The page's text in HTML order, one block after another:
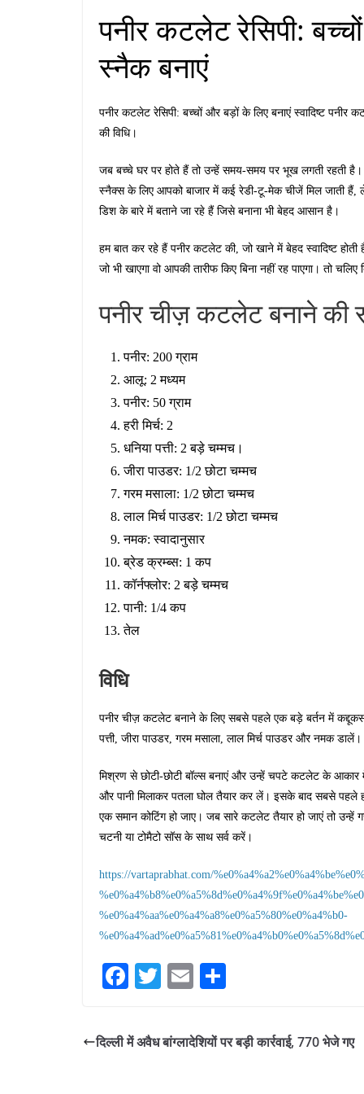
पनीर कटलेट रेसिपी:
स्नैक बनाएं
पनीर कटलेट रेसिपी: बच्चों और बड़ों के लिए बनाएं स्वादिष्ट
की विधि।
जब बच्चे घर पर होते हैं तो उन्हें समय-समय पर भूख लगती रहती
स्नैक्स के लिए आपको बाजार में कई रेडी-टू-मेक चीजें मिल जाती
डिश के बारे में बताने जा रहे हैं जिसे बनाना भी बेहद आसान है।
हम बात कर रहे हैं पनीर कटलेट की, जो खाने में बेहद स्वादिष्ट
जो भी खाएगा वो आपकी तारीफ किए बिना नहीं रह पाएगा। तो
पनीर चीज़ कटलेट बनाने की
पनीर: 200 ग्राम
आलू: 2 मध्यम
पनीर: 50 ग्राम
हरी मिर्च: 2
धनिया पत्ती: 2 बड़े चम्मच।
जीरा पाउडर: 1/2 छोटा चम्मच
गरम मसाला: 1/2 छोटा चम्मच
लाल मिर्च पाउडर: 1/2 छोटा चम्मच
नमक: स्वादानुसार
ब्रेड क्रम्ब्स: 1 कप
कॉर्नफ्लोर: 2 बड़े चम्मच
पानी: 1/4 कप
तेल
विधि
पनीर चीज़ कटलेट बनाने के लिए सबसे पहले एक बड़े बर्तन में
पत्ती, जीरा पाउडर, गरम मसाला, लाल मिर्च पाउडर और नमक
मिश्रण से छोटी-छोटी बॉल्स बनाएं और उन्हें चपटे कटलेट के
और पानी मिलाकर पतला घोल तैयार कर लें। इसके बाद सबसे
एक समान कोटिंग हो जाए। जब ​​सारे कटलेट तैयार हो जाएं तो
चटनी या टोमैटो सॉस के साथ सर्व करें।
https://vartaprabhat.com/
%e0%a4%aa%e0%a4%a8%e0%a5%80%e0%a4%b0-
Fa
bo
ok
T
tte
r
E
ail
दिल्ली में अवैध बांग्लादेशियों पर बड़ी कार्रवाई, 770 भेजे गए